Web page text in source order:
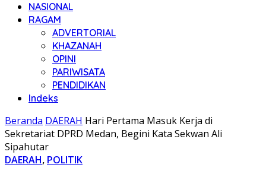
NASIONAL
RAGAM
ADVERTORIAL
KHAZANAH
OPINI
PARIWISATA
PENDIDIKAN
Indeks
Beranda DAERAH Hari Pertama Masuk Kerja di
Sekretariat DPRD Medan, Begini Kata Sekwan Ali
Sipahutar
DAERAH, POLITIK